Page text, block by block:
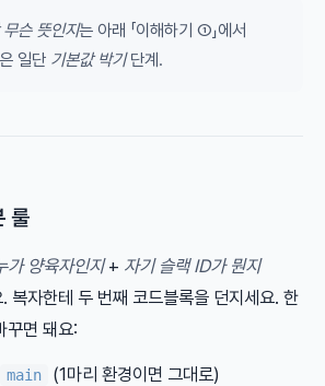
무슨 뜻인지는 아래 「이해하기 ①」에서
일단 기본값 박기단계.
룰
가 양육자인지+ 자기 슬랙 ID가 뭔지
복자한테 두 번째 코드블록을 던지세요. 한
꾸면 돼요:
main (1마리 환경이면 그대로)